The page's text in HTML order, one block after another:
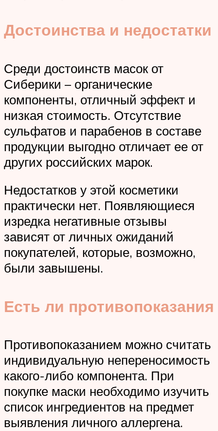
Достоинства и недостатки
Среди достоинств масок от
Сиберики – органические
компоненты, отличный эффект и
низкая стоимость. Отсутствие
сульфатов и парабенов в составе
продукции выгодно отличает ее от
других российских марок.
Недостатков у этой косметики
практически нет. Появляющиеся
изредка негативные отзывы
зависят от личных ожиданий
покупателей, которые, возможно,
были завышены.
Есть ли противопоказания
Противопоказанием можно считать
индивидуальную непереносимость
какого-либо компонента. При
покупке маски необходимо изучить
список ингредиентов на предмет
выявления личного аллергена.